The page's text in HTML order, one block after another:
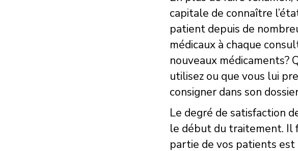
capitale de connaître
patient depuis de
médicaux à chaque
nouveaux médicaments?
utilisez ou que vous lui
consigner dans son
Le degré de satisfaction
le début du traitement. Il
partie de vos patients